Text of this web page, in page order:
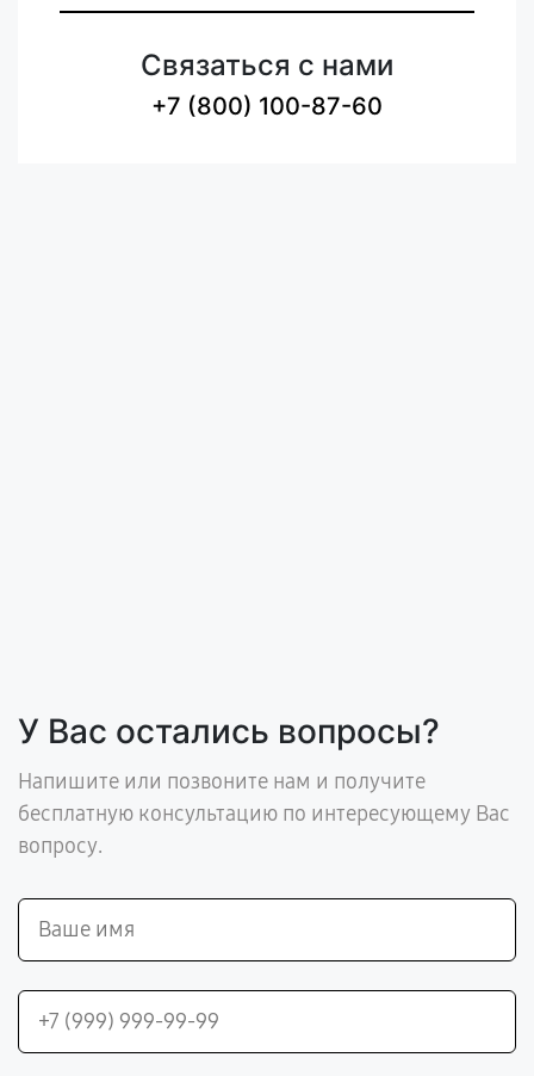
Связаться с нами
+7 (800) 100-87-60
У Вас остались вопросы?
Напишите или позвоните нам и получите
бесплатную консультацию по интересующему Вас
вопросу.